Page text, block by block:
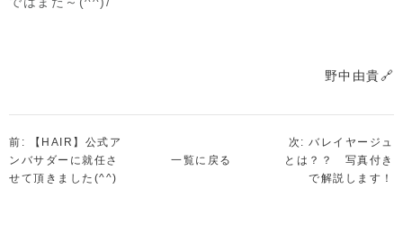
野中由貴🔗
前: 【HAIR】公式ア
ンバサダーに就任さ
せて頂きました(^^)
一覧に戻る
次: バレイヤージュ
とは？？ 写真付き
で解説します！